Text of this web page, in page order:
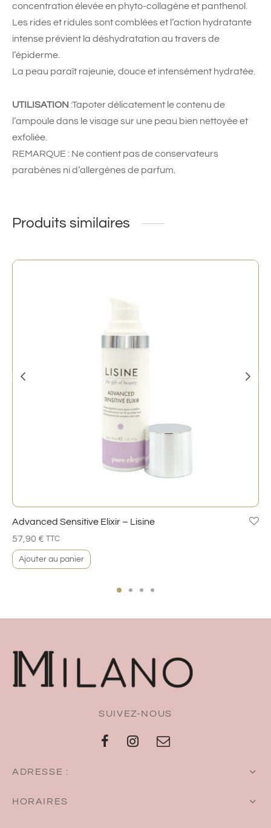
concentration élevée en phyto-collagène et panthenol.
Les rides et ridules sont comblées et l’action hydratante
intense prévient la déshydratation au travers de
l’épiderme.
La peau paraît rajeunie, douce et intensément hydratée.
UTILISATION :Tapoter délicatement le contenu de
l’ampoule dans le visage sur une peau bien nettoyée et
exfoliée.
REMARQUE : Ne contient pas de conservateurs
parabènes ni d’allergènes de parfum.
Produits similaires
Advanced Sensitive Elixir – Lisine
57,90 € TTC
Ajouter au panier
SUIVEZ-NOUS
ADRESSE :
HORAIRES